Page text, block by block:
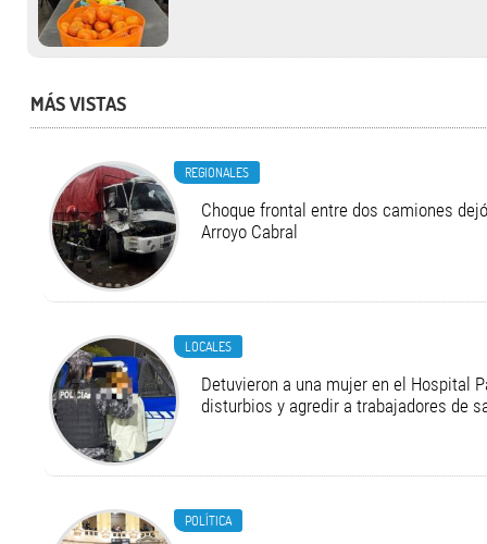
MÁS VISTAS
REGIONALES
Choque frontal entre dos camiones
Arroyo Cabral
LOCALES
Detuvieron a una mujer en el Hospital
disturbios y agredir a trabajadores de
POLÍTICA